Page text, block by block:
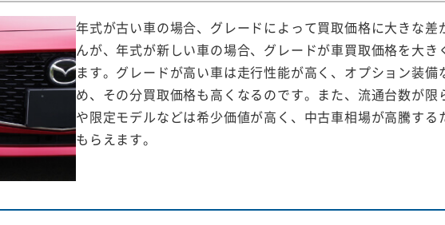
年式が古い車の場合、グレードによって買取価格に大きな差
んが、年式が新しい車の場合、グレードが車買取価格を大き
ます。グレードが高い車は走行性能が高く、オプション装備
め、その分買取価格も高くなるのです。また、流通台数が限
や限定モデルなどは希少価値が高く、中古車相場が高騰する
もらえます。